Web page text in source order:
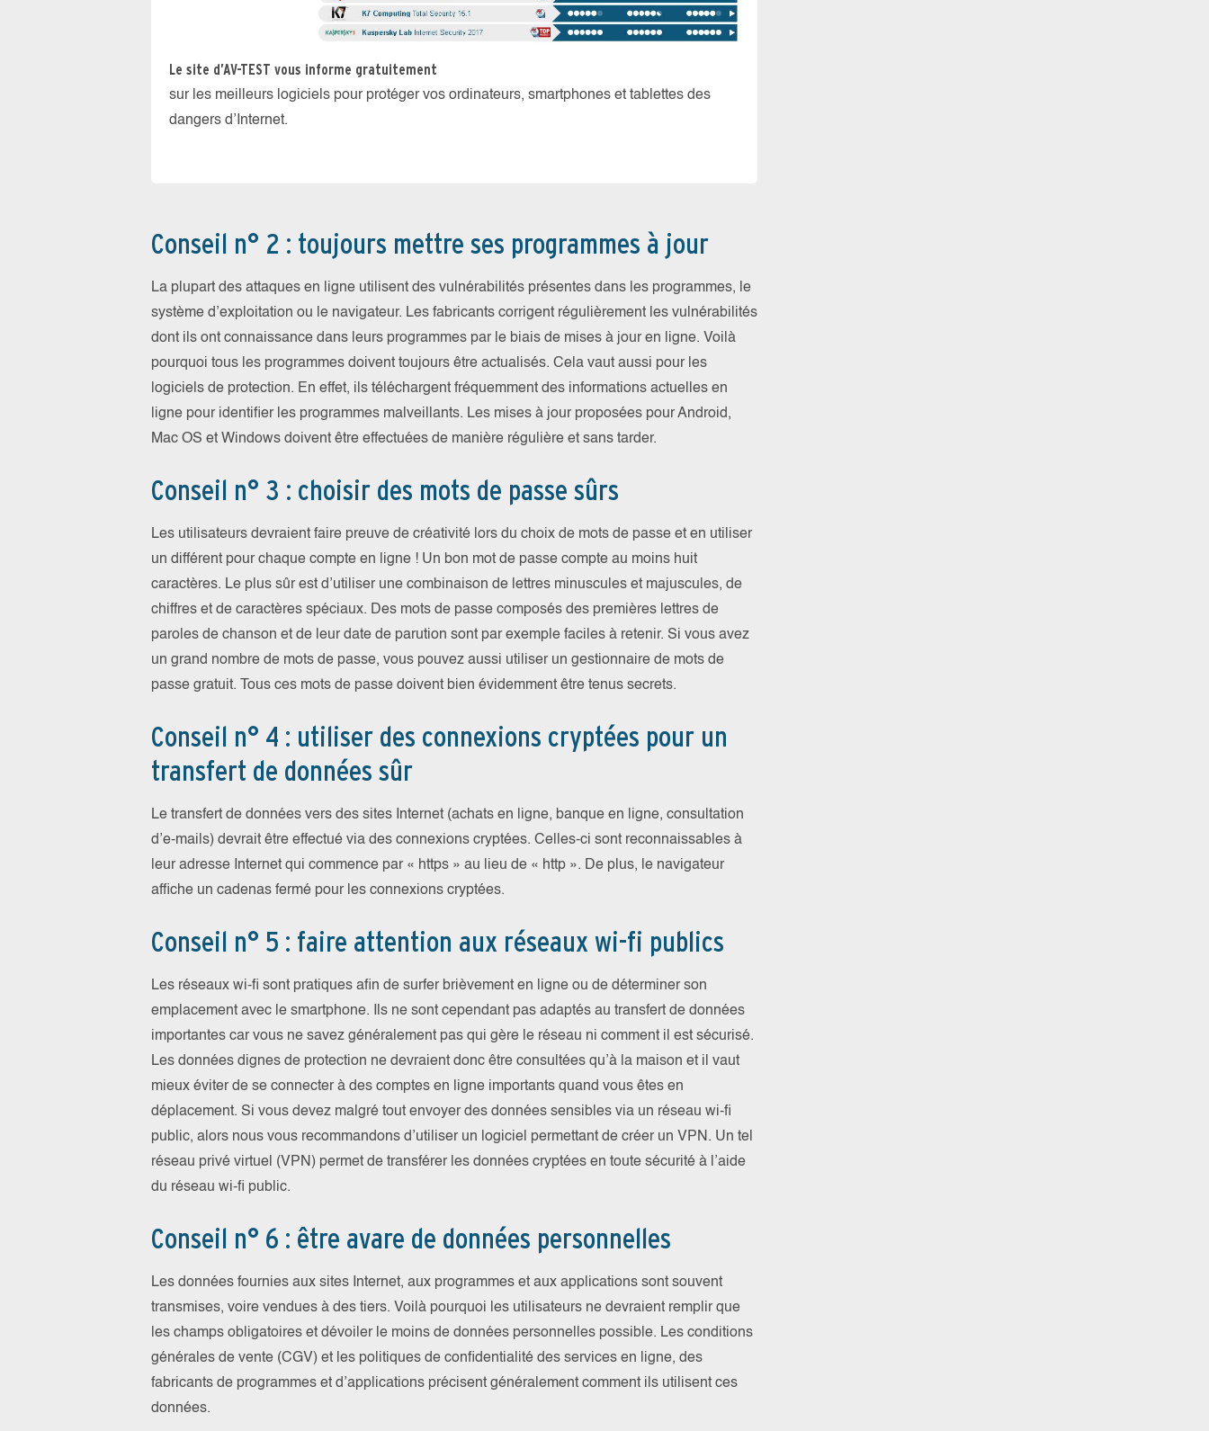
Le site d’AV-TEST vous informe gratuitement
sur les meilleurs logiciels pour protéger vos ordinateurs, smartphones et tablettes des
dangers d’Internet.
Conseil n° 2 : toujours mettre ses programmes à jour
La plupart des attaques en ligne utilisent des vulnérabilités présentes dans les programmes, le
système d’exploitation ou le navigateur. Les fabricants corrigent régulièrement les vulnérabilités
dont ils ont connaissance dans leurs programmes par le biais de mises à jour en ligne. Voilà
pourquoi tous les programmes doivent toujours être actualisés. Cela vaut aussi pour les
logiciels de protection. En effet, ils téléchargent fréquemment des informations actuelles en
ligne pour identifier les programmes malveillants. Les mises à jour proposées pour Android,
Mac OS et Windows doivent être effectuées de manière régulière et sans tarder.
Conseil n° 3 : choisir des mots de passe sûrs
Les utilisateurs devraient faire preuve de créativité lors du choix de mots de passe et en utiliser
un différent pour chaque compte en ligne ! Un bon mot de passe compte au moins huit
caractères. Le plus sûr est d’utiliser une combinaison de lettres minuscules et majuscules, de
chiffres et de caractères spéciaux. Des mots de passe composés des premières lettres de
paroles de chanson et de leur date de parution sont par exemple faciles à retenir. Si vous avez
un grand nombre de mots de passe, vous pouvez aussi utiliser un gestionnaire de mots de
passe gratuit. Tous ces mots de passe doivent bien évidemment être tenus secrets.
Conseil n° 4 : utiliser des connexions cryptées pour un
transfert de données sûr
Le transfert de données vers des sites Internet (achats en ligne, banque en ligne, consultation
d’e-mails) devrait être effectué via des connexions cryptées. Celles-ci sont reconnaissables à
leur adresse Internet qui commence par « https » au lieu de « http ». De plus, le navigateur
affiche un cadenas fermé pour les connexions cryptées.
Conseil n° 5 : faire attention aux réseaux wi-fi publics
Les réseaux wi-fi sont pratiques afin de surfer brièvement en ligne ou de déterminer son
emplacement avec le smartphone. Ils ne sont cependant pas adaptés au transfert de données
importantes car vous ne savez généralement pas qui gère le réseau ni comment il est sécurisé.
Les données dignes de protection ne devraient donc être consultées qu’à la maison et il vaut
mieux éviter de se connecter à des comptes en ligne importants quand vous êtes en
déplacement. Si vous devez malgré tout envoyer des données sensibles via un réseau wi-fi
public, alors nous vous recommandons d’utiliser un logiciel permettant de créer un VPN. Un tel
réseau privé virtuel (VPN) permet de transférer les données cryptées en toute sécurité à l’aide
du réseau wi-fi public.
Conseil n° 6 : être avare de données personnelles
Les données fournies aux sites Internet, aux programmes et aux applications sont souvent
transmises, voire vendues à des tiers. Voilà pourquoi les utilisateurs ne devraient remplir que
les champs obligatoires et dévoiler le moins de données personnelles possible. Les conditions
générales de vente (CGV) et les politiques de confidentialité des services en ligne, des
fabricants de programmes et d’applications précisent généralement comment ils utilisent ces
données.